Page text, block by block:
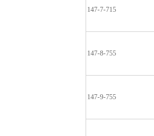
147-7-715
147-8-755
147-9-755